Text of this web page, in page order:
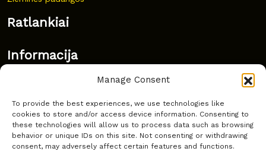
Manage Consent
To provide the best experiences, we use technologies like
cookies to store and/or access device information. Consenting to
these technologies will allow us to process data such as browsing
behavior or unique IDs on this site. Not consenting or withdrawing
consent, may adversely affect certain features and functions.
Ratlankiai
Informacija
Dažnai užduodami klausimai
Kur nusipirkti?